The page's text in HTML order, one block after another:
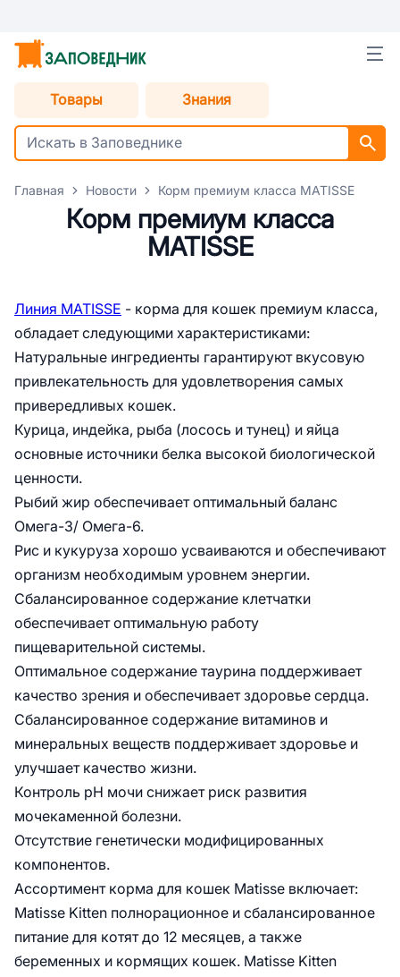
Товары Знания
Главная Новости Корм премиум класса MATISSE
Корм премиум класса
MATISSE
Линия MATISSE - корма для кошек премиум класса,
обладает следующими характеристиками:
Натуральные ингредиенты гарантируют вкусовую
привлекательность для удовлетворения самых
привередливых кошек.
Курица, индейка, рыба (лосось и тунец) и яйца
основные источники белка высокой биологической
ценности.
Рыбий жир обеспечивает оптимальный баланс
Омега-3/ Омега-6.
Рис и кукуруза хорошо усваиваются и обеспечивают
организм необходимым уровнем энергии.
Сбалансированное содержание клетчатки
обеспечивает оптимальную работу
пищеварительной системы.
Оптимальное содержание таурина поддерживает
качество зрения и обеспечивает здоровье сердца.
Сбалансированное содержание витаминов и
минеральных веществ поддерживает здоровье и
улучшает качество жизни.
Контроль pH мочи снижает риск развития
мочекаменной болезни.
Отсутствие генетически модифицированных
компонентов.
Ассортимент корма для кошек Matisse включает:
Matisse Kitten полнорационное и сбалансированное
питание для котят до 12 месяцев, а также
беременных и кормящих кошек. Matisse Kitten